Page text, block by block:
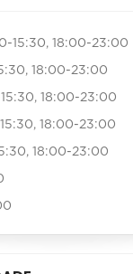
15:30, 18:00-23:00
18:00-23:00
18:00-23:00
18:00-23:00
18:00-23:00